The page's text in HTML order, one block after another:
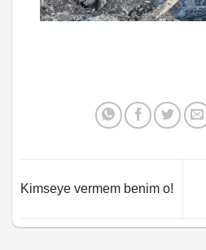
Kimseye vermem benim o!